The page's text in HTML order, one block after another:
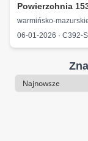
Powierzchnia
warmińsko-
06-01-2026 · C392-
Sortowanie